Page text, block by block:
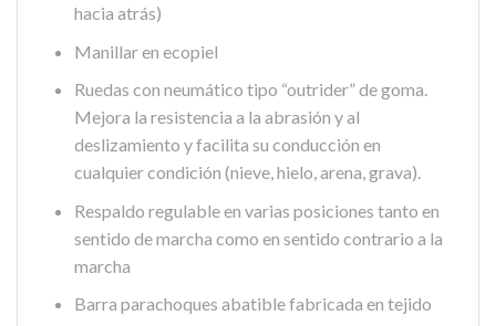
hacia atrás)
Manillar en ecopiel
Ruedas con neumático tipo “outrider” de goma.
Mejora la resistencia a la abrasión y al
deslizamiento y facilita su conducción en
cualquier condición (nieve, hielo, arena, grava).
Respaldo regulable en varias posiciones tanto en
sentido de marcha como en sentido contrario a la
marcha
Barra parachoques abatible fabricada en tejido